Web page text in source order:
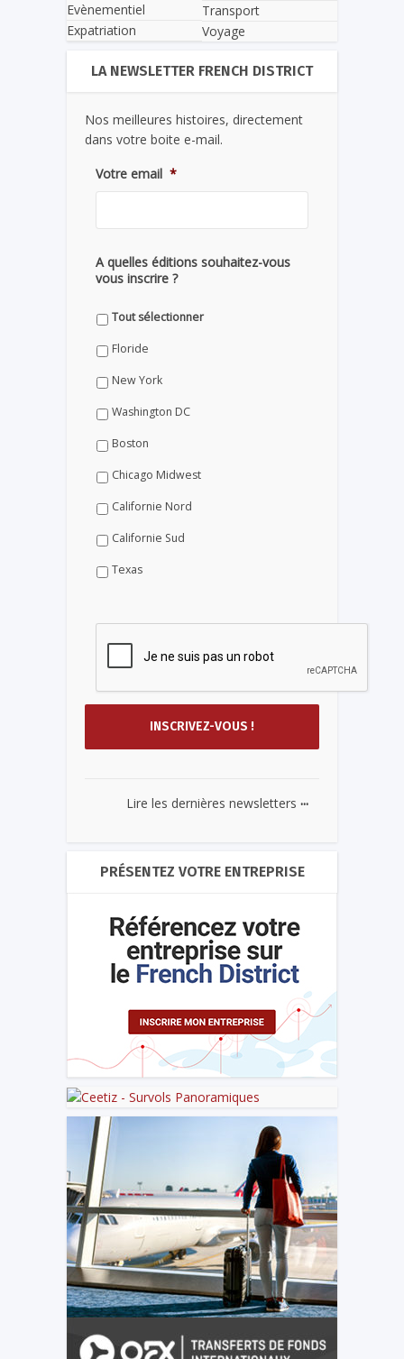
Evènementiel
Expatriation
Transport
Voyage
LA NEWSLETTER FRENCH DISTRICT
Nos meilleures histoires, directement
dans votre boite e-mail.
Votre email *
A quelles éditions souhaitez-vous
vous inscrire ?
Tout sélectionner
Floride
New York
Washington DC
Boston
Chicago Midwest
Californie Nord
Californie Sud
Texas
Lire les dernières newsletters ...
PRÉSENTEZ VOTRE ENTREPRISE